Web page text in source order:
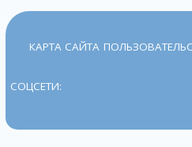
КАРТА САЙТА
СОЦСЕТИ: